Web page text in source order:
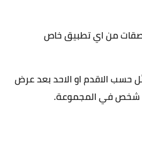
من اي تطبيق خاص
حسب الاقدم او الاحد بعد عرض
شخص في المجموعة.